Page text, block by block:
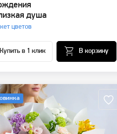
душа
цветов
Купить в 1 клик В корзину